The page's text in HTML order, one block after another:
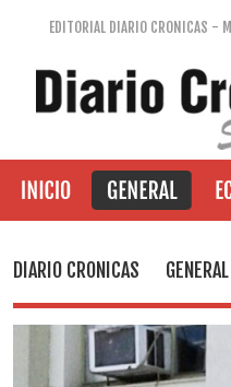
EDITORIAL DIARIO CRONICAS -
DIARIO CRONICAS GENERAL